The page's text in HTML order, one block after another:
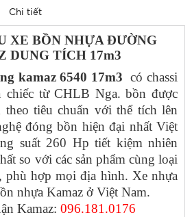
Chi tiết
XE BỒN NHỰA ĐƯỜNG
DUNG TÍCH 17m3
kamaz 6540 17m3 có chassi
chiếc từ CHLB Nga. bồn được
tiêu chuẩn với thể tích lên
đóng bồn hiện đại nhất Việt
suất 260 Hp tiết kiệm nhiên
so với các sản phẩm cùng loại
phù hợp mọi địa hình. Xe nhựa
nhựa Kamaz ở Việt Nam.
Kamaz: 096.181.0176